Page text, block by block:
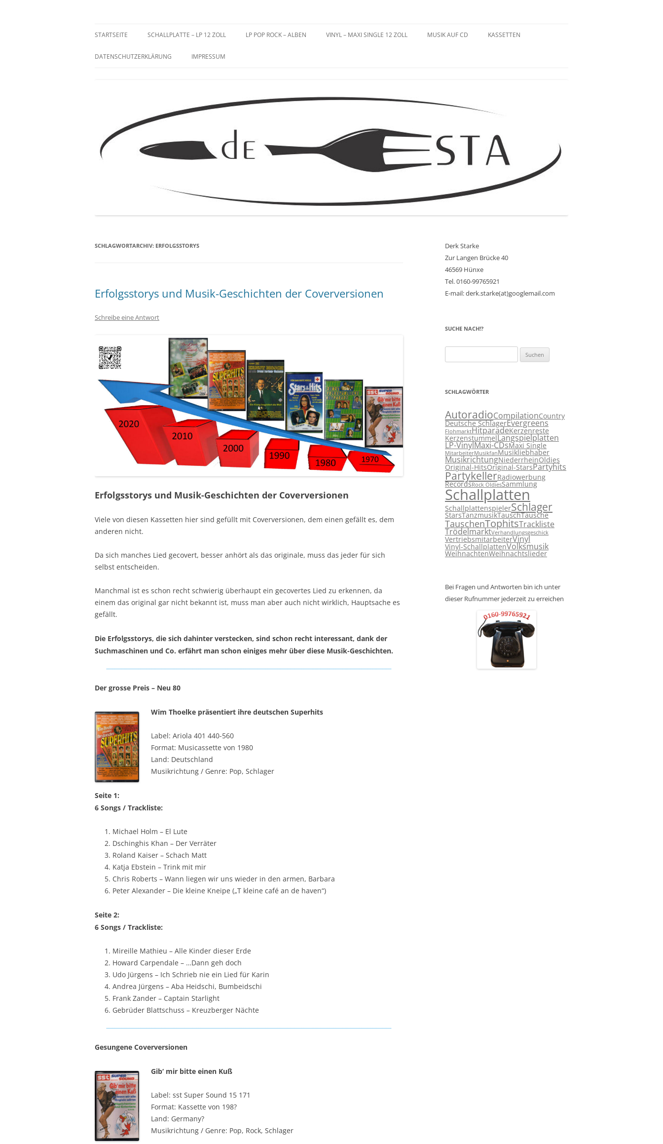
STARTSEITE SCHALLPLATTE – LP 12 ZOLL LP POP ROCK – ALBEN VINYL – MAXI SINGLE 12 ZOLL MUSIK AUF CD KASSETTEN
DATENSCHUTZERKLÄRUNG IMPRESSUM
SCHLAGWORTARCHIV: ERFOLGSSTORYS
Erfolgsstorys und Musik-Geschichten der Coverversionen
Schreibe eine Antwort
Erfolgsstorys und Musik-Geschichten der Coverversionen
Viele von diesen Kassetten hier sind gefüllt mit Coverversionen, dem einen gefällt es, dem
anderen nicht.
Da sich manches Lied gecovert, besser anhört als das originale, muss das jeder für sich
selbst entscheiden.
Manchmal ist es schon recht schwierig überhaupt ein gecovertes Lied zu erkennen, da
einem das original gar nicht bekannt ist, muss man aber auch nicht wirklich, Hauptsache es
gefällt.
Die Erfolgsstorys, die sich dahinter verstecken, sind schon recht interessant, dank der
Suchmaschinen und Co. erfährt man schon einiges mehr über diese Musik-Geschichten.
Der grosse Preis – Neu 80
Wim Thoelke präsentiert ihre deutschen Superhits
Label: Ariola 401 440-560
Format: Musicassette von 1980
Land: Deutschland
Musikrichtung / Genre: Pop, Schlager
Seite 1:
6 Songs / Trackliste:
Michael Holm – El Lute
Dschinghis Khan – Der Verräter
Roland Kaiser – Schach Matt
Katja Ebstein – Trink mit mir
Chris Roberts – Wann liegen wir uns wieder in den armen, Barbara
Peter Alexander – Die kleine Kneipe („T kleine café an de haven“)
Seite 2:
6 Songs / Trackliste:
Mireille Mathieu – Alle Kinder dieser Erde
Howard Carpendale – …Dann geh doch
Udo Jürgens – Ich Schrieb nie ein Lied für Karin
Andrea Jürgens – Aba Heidschi, Bumbeidschi
Frank Zander – Captain Starlight
Gebrüder Blattschuss – Kreuzberger Nächte
Gesungene Coverversionen
Gib‘ mir bitte einen Kuß
Label: sst Super Sound 15 171
Format: Kassette von 198?
Land: Germany?
Musikrichtung / Genre: Pop, Rock, Schlager
Derk Starke
Zur Langen Brücke 40
46569 Hünxe
Tel. 0160-99765921
E-mail: derk.starke(at)googlemail.com
SUCHE NACH!?
nach:
SCHLAGWÖRTER
AutoradioCompilationCountry
Deutsche SchlagerEvergreens
FlohmarktHitparadeKerzenreste
KerzenstummelLangspielplatten
LP-VinylMaxi-CDsMaxi Single
MitarbeiterMusikfanMusikliebhaber
MusikrichtungNiederrheinOldies
Original-HitsOriginal-StarsPartyhits
PartykellerRadiowerbung
RecordsRock OldiesSammlung
Schallplatten
SchallplattenspielerSchlager
StarsTanzmusikTauschTausche
TauschenTophitsTrackliste
TrödelmarktVerhandlungsgeschick
VertriebsmitarbeiterVinyl
Vinyl-SchallplattenVolksmusik
WeihnachtenWeihnachtslieder
Bei Fragen und Antworten bin ich unter
dieser Rufnummer jederzeit zu erreichen